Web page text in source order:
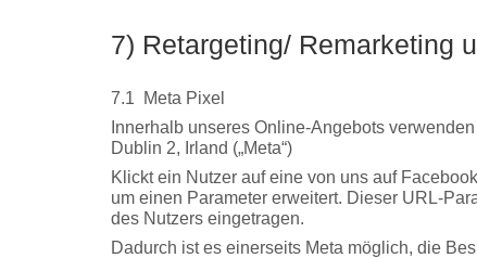
7) Retargeting/ Remarketing
7.1
Meta Pixel
Innerhalb unseres Online-Angebots
Dublin 2, Irland („Meta“)
Klickt ein Nutzer auf eine von uns auf
um einen Parameter erweitert. Dieser URL-
des Nutzers eingetragen.
Dadurch ist es einerseits Meta möglich, die